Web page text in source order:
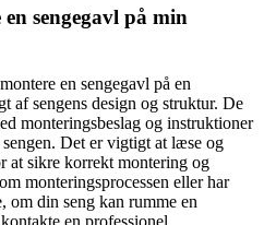
sengegavl på min
en sengegavl på en
af sengens design og struktur. De
monteringsbeslag og instruktioner
Det er vigtigt at læse og
at sikre korrekt montering og
monteringsprocessen eller har
din seng kan rumme en